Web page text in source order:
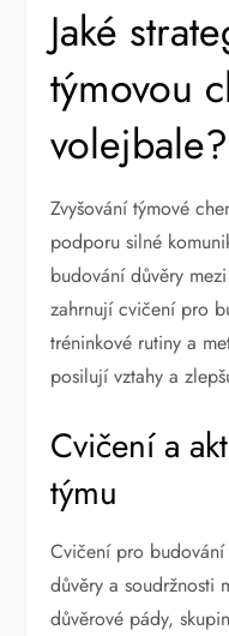
Jaké
týmovou
volejbale?
Zvyšování týmové
podporu silné
budování důvěry
zahrnují cvičení pro
tréninkové rutiny a
posilují vztahy a
Cvičení a
týmu
Cvičení pro
důvěry a soudržnosti
důvěrové pády,